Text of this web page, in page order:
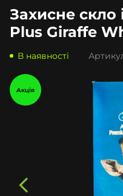
Захисне
Plus Giraffe
В наявності
Акція